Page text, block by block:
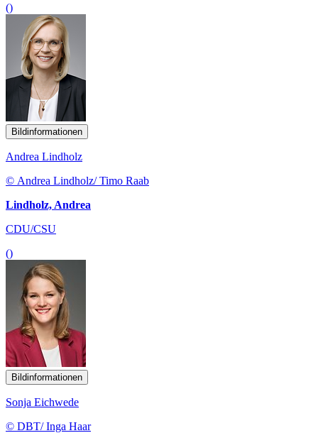
()
Bildinformationen
Andrea Lindholz
© Andrea Lindholz/ Timo Raab
Lindholz, Andrea
CDU/CSU
()
Bildinformationen
Sonja Eichwede
© DBT/ Inga Haar